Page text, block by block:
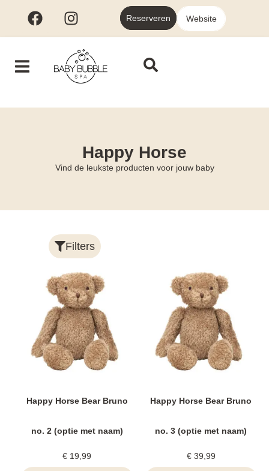
Reserveren Website
Happy Horse
Vind de leukste producten voor jouw baby
Filters
Happy Horse Bear Bruno
no. 2 (optie met naam)
€ 19,99
Happy Horse Bear Bruno
no. 3 (optie met naam)
€39,99